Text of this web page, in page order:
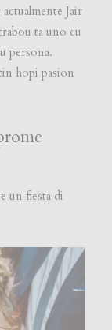
Jair
ta uno cu
persona.
hopi pasion
un fiesta di